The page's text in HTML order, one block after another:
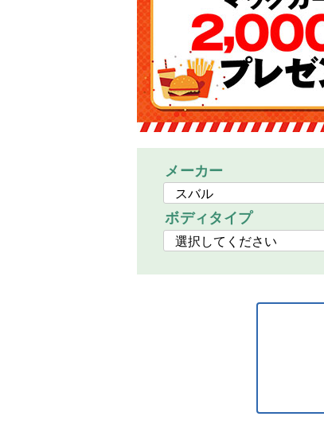
メーカー
ボディタイプ